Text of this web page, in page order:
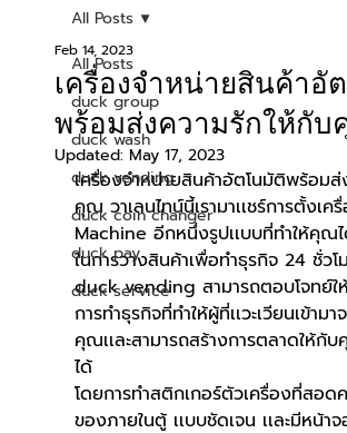
All Posts
duck group
duck wash
duck vending
duck coin changer
duck pay
duck service
All Posts
เครื่องจำหน่ายสินค้าอั
พร้อมส่งความรักให้กั
Feb 14, 2023
Updated: May 17, 2023
เครื่องจำหน่ายสินค้าอัตโนมัติพร้อมส่
คุณ วาเลนไทน์นี้เรามาเเชร์การตั้งเ
Machine อีกหนึ่งรูปเเบบที่ทำให้คุณไ
ในการวางสินค้าเพื่อทำธุรกิจ 24 ชั่วโ
duck vending สามารถตอบโจทย์ใ
การทำธุรกิจที่ทำให้ผู้ที่เเวะเวียนเข้าม
คุณเเละสามารถสร้างการตลาดให้กั
ได้
โดยการทำสติกเกอร์ตัวเครื่องที่สอด
ของภายในตู้ เเบบชัดเจน เเละมีหน้